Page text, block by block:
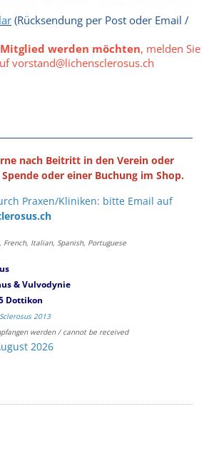
(Rücksendung per Post oder Email /
werden möchten, melden Sie
vorstand@lichensclerosus.ch
nach Beitritt in den Verein oder
oder einer Buchung im Shop.
Praxen/Kliniken: bitte Email auf
French, Italian, Spanish, Portuguese
& Vulvodynie
Dottikon
2013
werden / cannot be received
2026